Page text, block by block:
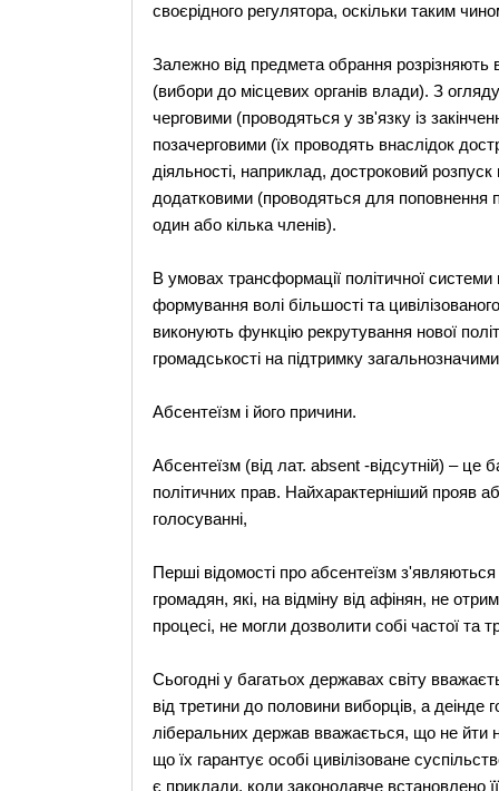
своєрідного регулятора, оскільки таким
Залежно від предмета обрання розрізняють
(вибори до місцевих органів влади). З
черговими (проводяться у зв'язку із
позачерговими (їх проводять внаслідок
діяльності, наприклад, достроковий
додатковими (проводяться для поповнення
один або кілька членів).
В умовах трансформації політичної
формування волі більшості та
виконують функцію рекрутування нової
громадськості на підтримку
Абсентеїзм і його причини.
Абсентеїзм (від лат. absent -відсутній) –
політичних прав. Найхарактерніший прояв
голосуванні,
Перші відомості про абсентеїзм
громадян, які, на відміну від афінян, не
процесі, не могли дозволити собі частої та
Сьогодні у багатьох державах світу
від третини до половини виборців, а деінде
ліберальних держав вважається, що не йти
що їх гарантує особі цивілізоване
є приклади, коли законодавче встановлено